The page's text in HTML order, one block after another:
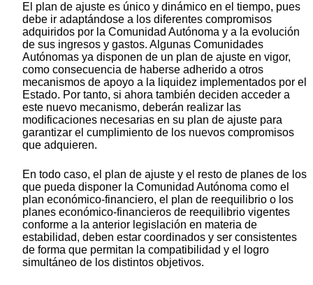
El plan de ajuste es único y dinámico en el tiempo, pues
debe ir adaptándose a los diferentes compromisos
adquiridos por la Comunidad Autónoma y a la evolución
de sus ingresos y gastos. Algunas Comunidades
Autónomas ya disponen de un plan de ajuste en vigor,
como consecuencia de haberse adherido a otros
mecanismos de apoyo a la liquidez implementados por el
Estado. Por tanto, si ahora también deciden acceder a
este nuevo mecanismo, deberán realizar las
modificaciones necesarias en su plan de ajuste para
garantizar el cumplimiento de los nuevos compromisos
que adquieren.
En todo caso, el plan de ajuste y el resto de planes de los
que pueda disponer la Comunidad Autónoma como el
plan económico-financiero, el plan de reequilibrio o los
planes económico-financieros de reequilibrio vigentes
conforme a la anterior legislación en materia de
estabilidad, deben estar coordinados y ser consistentes
de forma que permitan la compatibilidad y el logro
simultáneo de los distintos objetivos.